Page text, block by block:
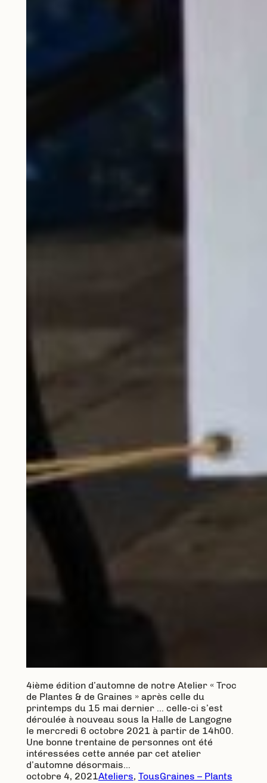
4ième édition d’automne de notre Atelier « Troc
de Plantes & de Graines » après celle du
printemps du 15 mai dernier … celle-ci s’est
déroulée à nouveau sous la Halle de Langogne
le mercredi 6 octobre 2021 à partir de 14h00.
Une bonne trentaine de personnes ont été
intéressées cette année par cet atelier
d’automne désormais…
octobre 4, 2021Ateliers, TousGraines – Plants